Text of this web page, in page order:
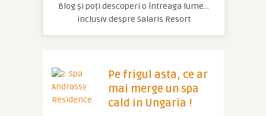
Blog și poți descoperi o întreaga lume…
inclusiv despre Salaris Resort
Pe frigul asta, ce ar
mai merge un spa
cald in Ungaria !